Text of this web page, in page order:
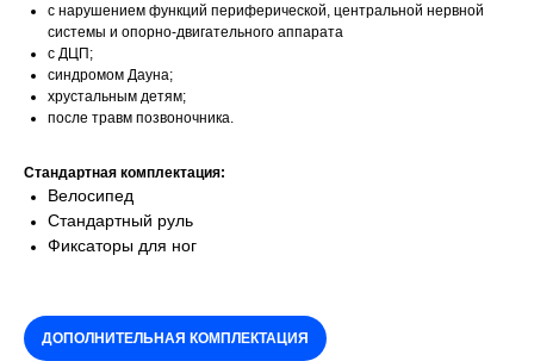
c нарушением функций периферической, центральной нервной
системы и опорно-двигательного аппарата
с ДЦП;
синдромом Дауна;
хрустальным детям;
после травм позвоночника.
Стандартная комплектация:
Велосипед
Стандартный руль
Фиксаторы для ног
ДОПОЛНИТЕЛЬНАЯ КОМПЛЕКТАЦИЯ